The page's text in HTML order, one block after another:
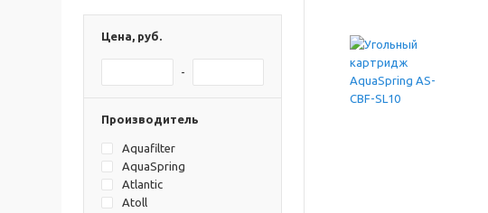
Цена, руб.
-
Производитель
Aquafilter
AquaSpring
Atlantic
Atoll